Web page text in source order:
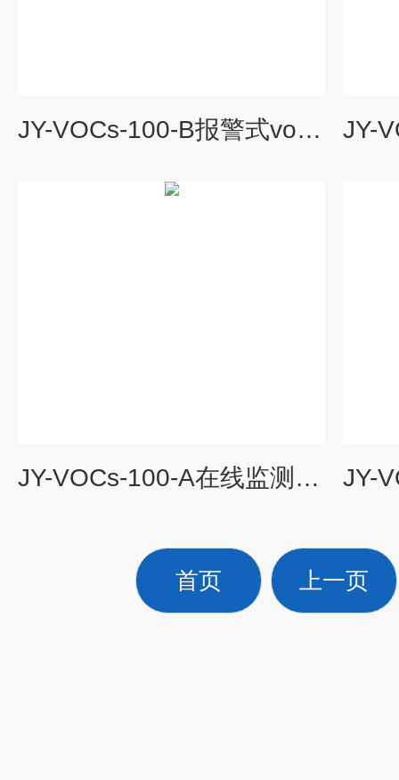
JY-VOCs-100-B报警式vocs在线监测仪
JY-VOCs-100-A在线监测仪vocs检测仪器
首页 上一页